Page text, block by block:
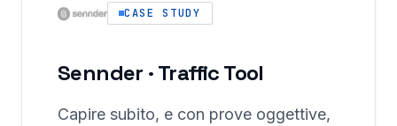
CASE STUDY
Sennder · Traffic Tool
Capire subito, e con prove oggettive,